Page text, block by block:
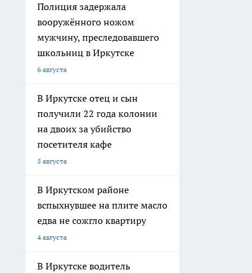
Полиция задержала
вооружённого ножом
мужчину, преследовавшего
школьниц в Иркутске
6 августа
В Иркутске отец и сын
получили 22 года колонии
на двоих за убийство
посетителя кафе
5 августа
В Иркутском районе
вспыхнувшее на плите масло
едва не сожгло квартиру
4 августа
В Иркутске водитель